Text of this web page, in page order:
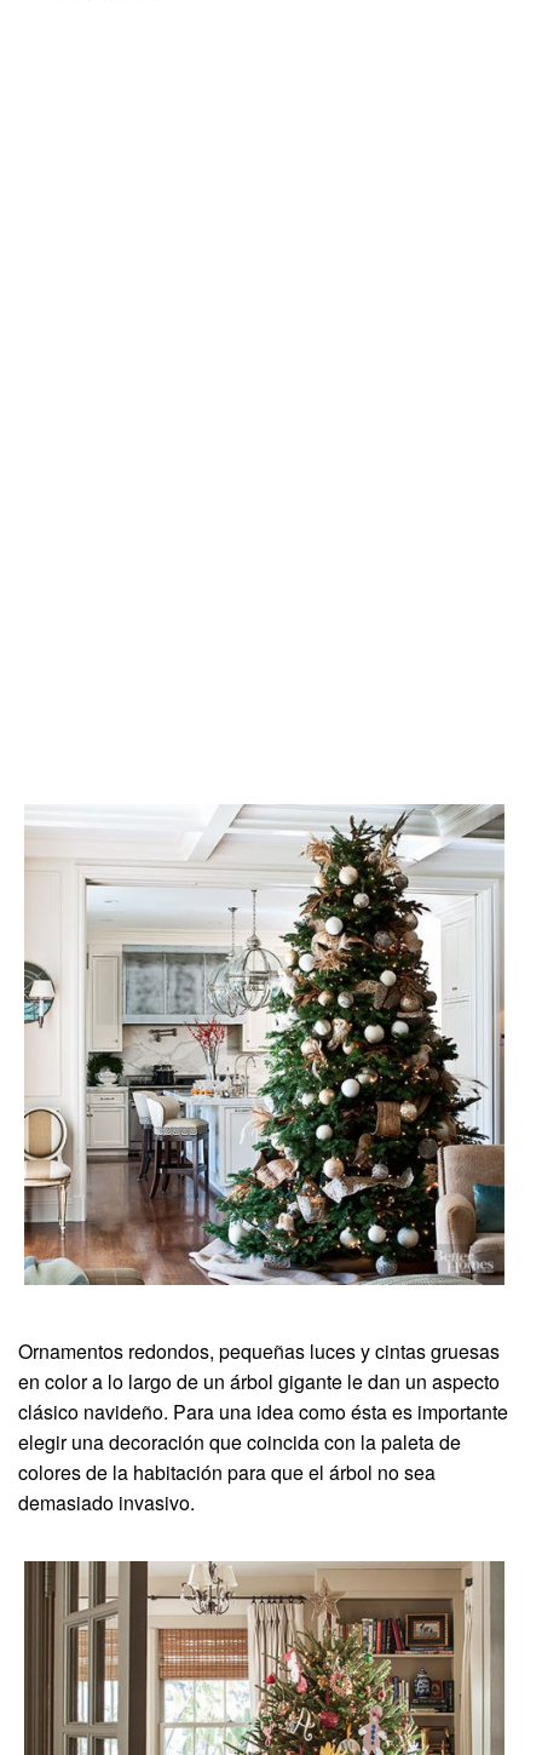
Ornamentos redondos, pequeñas luces y cintas gruesas
en color a lo largo de un árbol gigante le dan un aspecto
clásico navideño. Para una idea como ésta es importante
elegir una decoración que coincida con la paleta de
colores de la habitación para que el árbol no sea
demasiado invasivo.